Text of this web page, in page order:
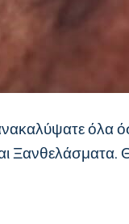
όλα